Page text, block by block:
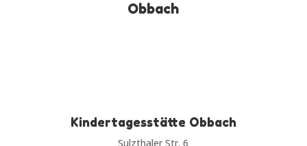
Obbach
Kindertagesstätte Obbach
Sulzthaler Str. 6